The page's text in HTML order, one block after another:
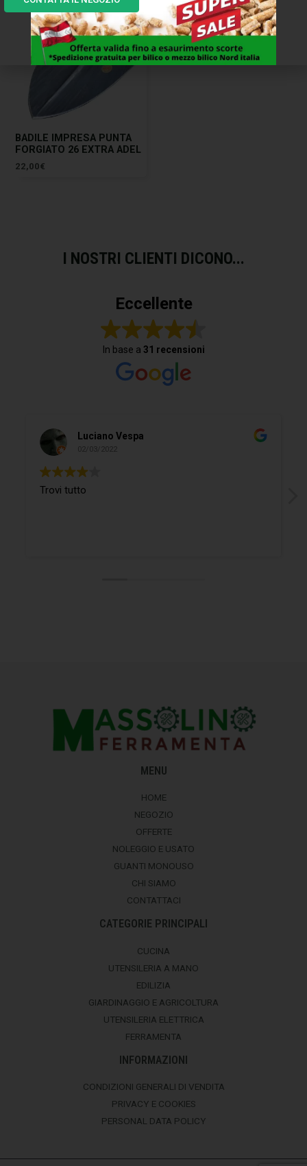
BADILE IMPRESA PUNTA
FORGIATO 26 EXTRA ADEL
22,00€
I NOSTRI CLIENTI DICONO...
Eccellente
In base a 31 recensioni
Luciano Vespa
02/03/2022
Trovi tutto
MENU
HOME
NEGOZIO
OFFERTE
NOLEGGIO E USATO
GUANTI MONOUSO
CHI SIAMO
CONTATTACI
CATEGORIE PRINCIPALI
CUCINA
UTENSILERIA A MANO
EDILIZIA
GIARDINAGGIO E AGRICOLTURA
UTENSILERIA ELETTRICA
FERRAMENTA
INFORMAZIONI
CONDIZIONI GENERALI DI VENDITA
PRIVACY E COOKIES
PERSONAL DATA POLICY